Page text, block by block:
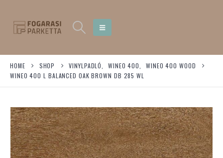
HOME SHOP VINYLPADLÓ WINEO 400
WINEO 400 WOOD
WINEO 400 L BALANCED OAK BROWN DB 285 WL